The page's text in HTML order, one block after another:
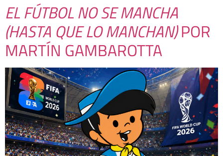
EL FÚTBOL NO SE MANCHA
(HASTA QUE LO MANCHAN)POR
MARTÍN GAMBAROTTA